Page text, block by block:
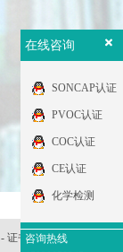
- 证书查询
在线咨询
SONCAP认证
PVOC认证
COC认证
CE认证
化学检测
咨询热线